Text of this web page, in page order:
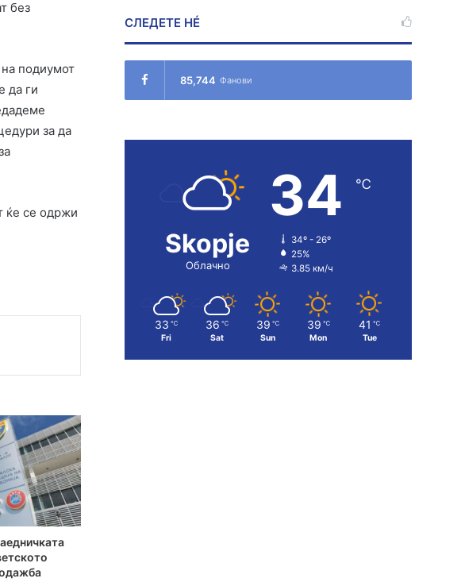
без
подиумот
да ги
за да
ќе се одржи
СЛЕДЕТЕ НÉ
85,744 Фанови
Skopje
Облачно
34 ℃
34º - 26º
25%
3.85 км/ч
33 ℃
Fri
36 ℃
Sat
39 ℃
Sun
39 ℃
Mon
41 ℃
Tue